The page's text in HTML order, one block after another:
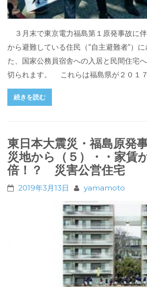
３月末で東京電力福島第１原発事故に
から避難している住民（“自主避難者”）
た、国家公務員宿舎への入居と民間住宅
切られます。 これらは福島県が２０１
続きを読む
東日本大震災・福島原発
災地から（５）・・家賃
倍！？ 災害公営住宅
2019年3月13日 yamamoto